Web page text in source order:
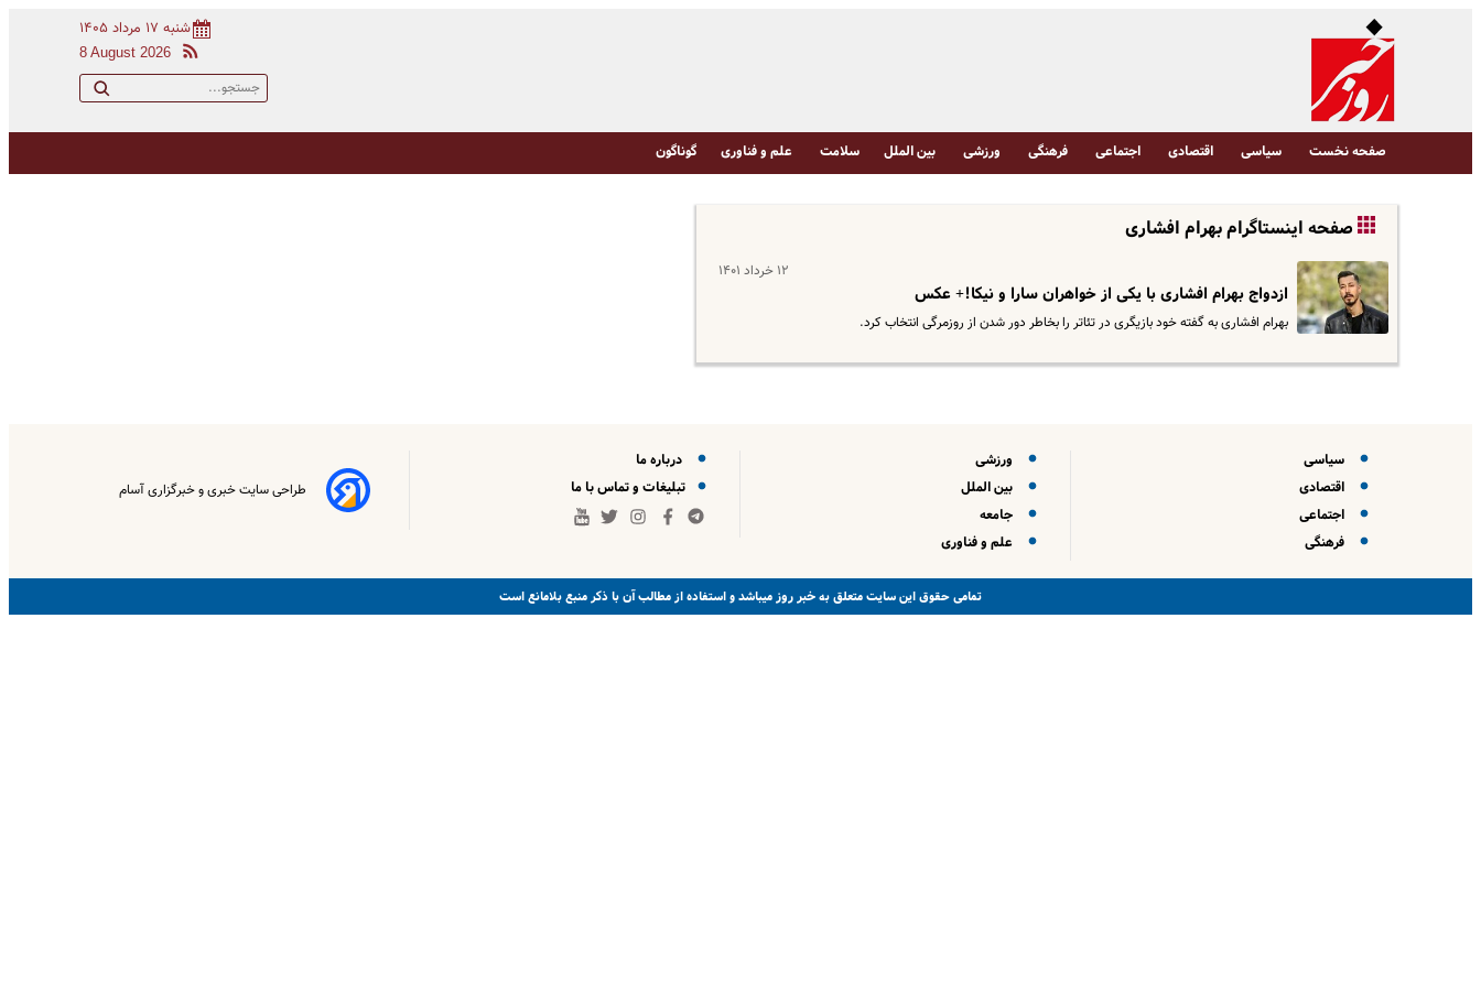
شنبه ۱۷ مرداد ۱۴۰۵
8 August 2026
صفحه نخست سیاسی اقتصادی اجتماعی فرهنگی ورزشی بین الملل سلامت علم و فناوری گوناگون
صفحه اینستاگرام بهرام افشاری
۱۲ خرداد ۱۴۰۱
ازدواج بهرام افشاری با یکی از خواهران سارا و نیکا!+ عکس
بهرام افشاری به گفته خود بازیگری در تئاتر را بخاطر دور شدن از روزمرگی انتخاب کرد.
سیاسی
اقتصادی
اجتماعی
فرهنگی
ورزشی
بین الملل
جامعه
علم و فناوری
درباره ما
تبلیغات و تماس با ما
طراحی سایت خبری و خبرگزاری آسام
تمامی حقوق این سایت متعلق بهخبر روزمیباشد و استفاده از مطالب آن با ذکر منبع بلامانع است